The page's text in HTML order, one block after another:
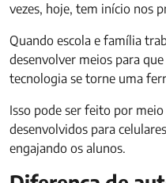
vezes, hoje, tem início nos
Quando escola e família
desenvolver meios para
tecnologia se torne uma
Isso pode ser feito por
desenvolvidos para
engajando os alunos.